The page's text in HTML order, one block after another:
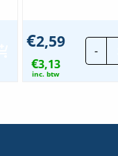
€2,59
€3,13
inc. btw
-